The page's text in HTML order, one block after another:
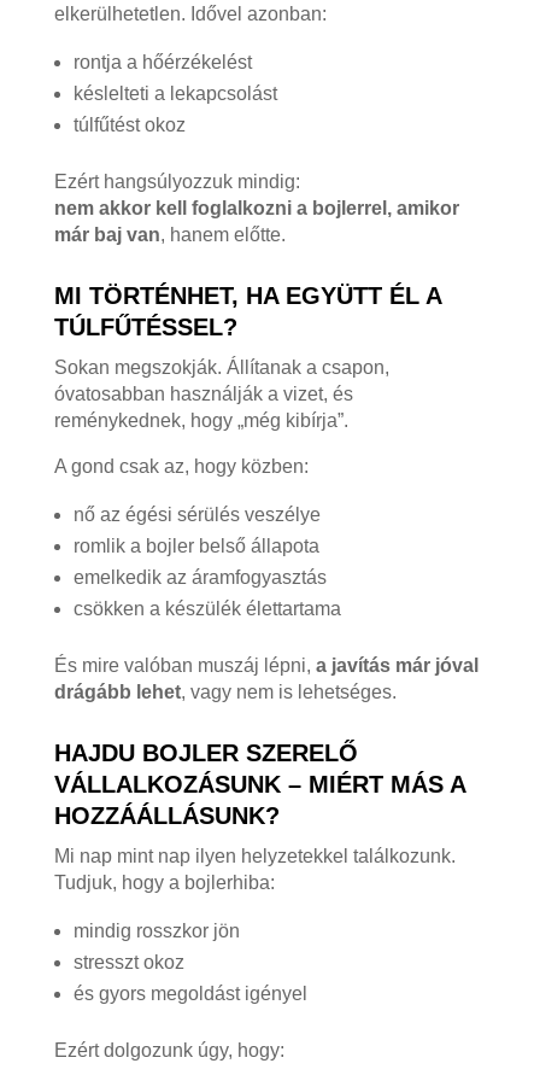
elkerülhetetlen. Idővel azonban:
rontja a hőérzékelést
késlelteti a lekapcsolást
túlfűtést okoz
Ezért hangsúlyozzuk mindig:
nem akkor kell foglalkozni a bojlerrel, amikor
már baj van, hanem előtte.
MI TÖRTÉNHET, HA EGYÜTT ÉL A
TÚLFŰTÉSSEL?
Sokan megszokják. Állítanak a csapon,
óvatosabban használják a vizet, és
reménykednek, hogy „még kibírja”.
A gond csak az, hogy közben:
nő az égési sérülés veszélye
romlik a bojler belső állapota
emelkedik az áramfogyasztás
csökken a készülék élettartama
És mire valóban muszáj lépni, a javítás már jóval
drágább lehet, vagy nem is lehetséges.
HAJDU BOJLER SZERELŐ
VÁLLALKOZÁSUNK – MIÉRT MÁS A
HOZZÁÁLLÁSUNK?
Mi nap mint nap ilyen helyzetekkel találkozunk.
Tudjuk, hogy a bojlerhiba:
mindig rosszkor jön
stresszt okoz
és gyors megoldást igényel
Ezért dolgozunk úgy, hogy: